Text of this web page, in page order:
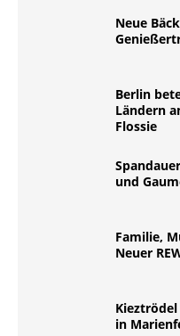
Neue
Berlin
Ländern
Flossie
und
Familie,
Neuer
Kieztrödel
in